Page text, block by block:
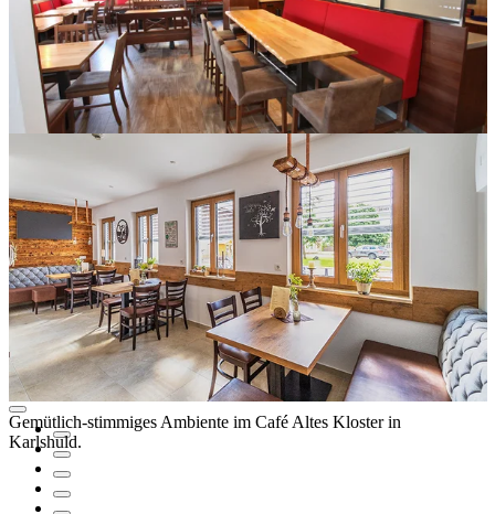
Inneneinrichtung für den Gastronomiebetrieb Goldener Engel
Gemütlich-stimmiges Ambiente im Café Altes Kloster in
Karlshuld.